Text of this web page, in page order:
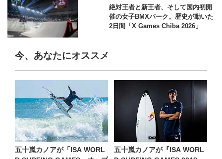
絶対王者と新王者、そして国内初開
催の女子BMXパーク。歴史が動いた
2日間「X Games Chiba 2026」
今、あなたにオススメ
五十嵐カノアが「ISA WORL
五十嵐カノアが『ISA WORL